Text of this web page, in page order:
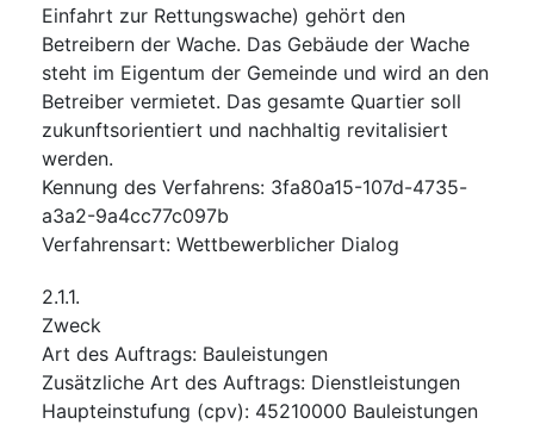
Einfahrt zur Rettungswache) gehört den
Betreibern der Wache. Das Gebäude der Wache
steht im Eigentum der Gemeinde und wird an den
Betreiber vermietet. Das gesamte Quartier soll
zukunftsorientiert und nachhaltig revitalisiert
werden.
Kennung des Verfahrens: 3fa80a15-107d-4735-
a3a2-9a4cc77c097b
Verfahrensart: Wettbewerblicher Dialog
2.1.1.
Zweck
Art des Auftrags: Bauleistungen
Zusätzliche Art des Auftrags: Dienstleistungen
Haupteinstufung (cpv): 45210000 Bauleistungen